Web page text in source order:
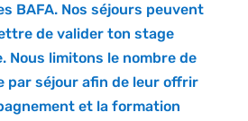
BAFA. Nos séjours peuvent
de valider ton stage
Nous limitons le nombre de
par séjour afin de leur offrir
et la formation